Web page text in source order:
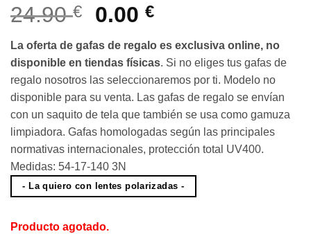
24.90€
El
precio
original
era:
24.90 €.
0.00 €El
precio
actual
es:
0.00 €.
La oferta de gafas de regalo es exclusiva online, no
disponible en tiendas físicas. Si no eliges tus gafas de
regalo nosotros las seleccionaremos por ti. Modelo no
disponible para su venta. Las gafas de regalo se envían
con un saquito de tela que también se usa como gamuza
limpiadora. Gafas homologadas según las principales
normativas internacionales, protección total UV400.
Medidas: 54-17-140 3N
- La quiero con lentes polarizadas -
Producto agotado.